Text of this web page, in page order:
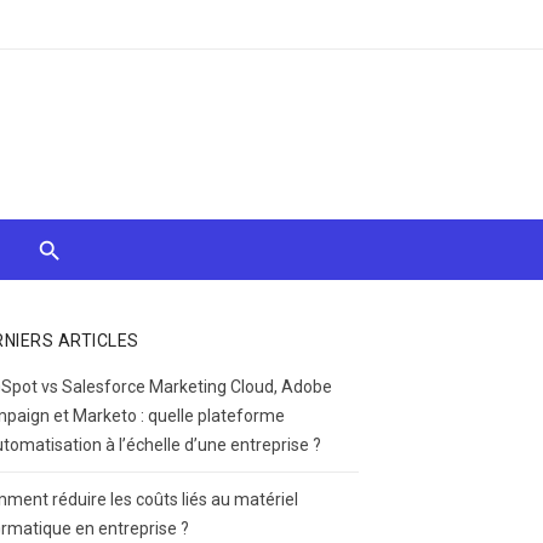
ARTICLES
vs Salesforce Marketing Cloud, Adobe
et Marketo : quelle plateforme
à l’échelle d’une entreprise ?
réduire les coûts liés au matériel
en entreprise ?